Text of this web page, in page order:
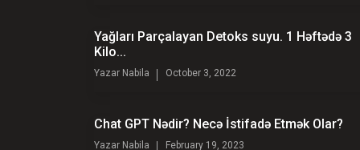
Yağları Parçalayan Detoks suyu. 1 Həftədə 3
Kilo...
Yazar Nabila October 3, 2022
Chat GPT Nədir? Necə İstifadə Etmək Olar?
Yazar Nabila February 19, 2023